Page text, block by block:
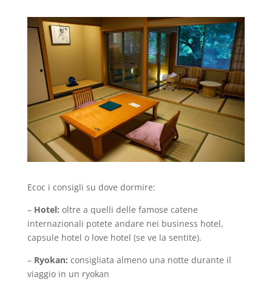
Ecoc i consigli su dove dormire:
– Hotel: oltre a quelli delle famose catene
internazionali potete andare nei business hotel,
capsule hotel o love hotel (se ve la sentite).
– Ryokan: consigliata almeno una notte durante il
viaggio in un ryokan